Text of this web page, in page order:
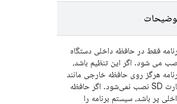
فقط در حافظه داخلی دستگاه
می شود. اگر این تنظیم باشد،
هرگز روی حافظه خارجی مانند
کارت SD نصب نمی‌شود. اگر حافظه
پر باشد، سیستم برنامه را